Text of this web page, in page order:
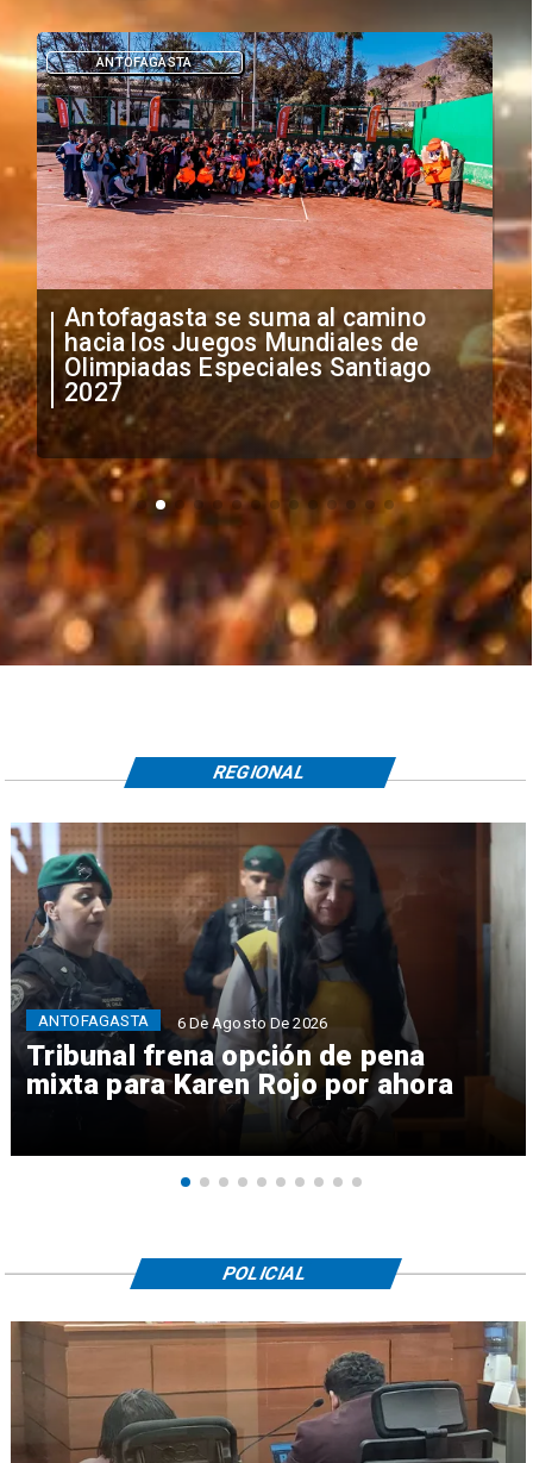
"Falta de profesionalismo": Sifup
anuncia medidas por situación
irregular de futbolistas
extranjeros
DEPORTES
Tribunal frena opción de pena
mixta para Karen Rojo por ahora
ANTOFAGASTA 6 De Agosto De 2026
REGIONAL
POLICIAL